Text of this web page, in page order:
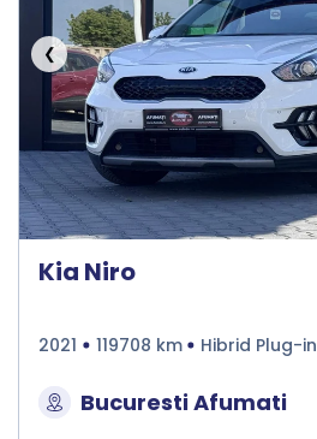
❮
Kia Niro
2021 119708 km Hibrid Plug-in
Bucuresti Afumati